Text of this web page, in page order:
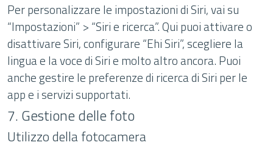
Per personalizzare le impostazioni di Siri, vai su
“Impostazioni” > “Siri e ricerca”. Qui puoi attivare o
disattivare Siri, configurare “Ehi Siri”, scegliere la
lingua e la voce di Siri e molto altro ancora. Puoi
anche gestire le preferenze di ricerca di Siri per le
app e i servizi supportati.
7. Gestione delle foto
Utilizzo della fotocamera